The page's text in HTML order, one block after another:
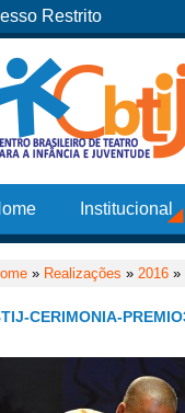
Restrito
Institucional
» Realizações » 2016 »
CERIMONIA-